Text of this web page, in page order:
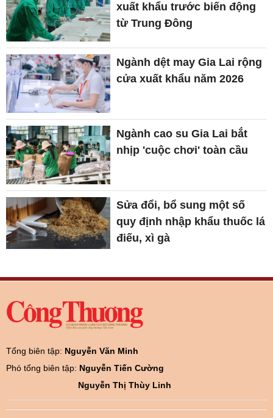
xuất khẩu trước biến động
từ Trung Đông
Ngành dệt may Gia Lai rộng
cửa xuất khẩu năm 2026
Ngành cao su Gia Lai bắt
nhịp 'cuộc chơi' toàn cầu
Sửa đổi, bổ sung một số
quy định nhập khẩu thuốc lá
điếu, xì gà
Tổng biên tập: Nguyễn Văn Minh
Phó tổng biên tập: Nguyễn Tiến Cường
Nguyễn Thị Thùy Linh